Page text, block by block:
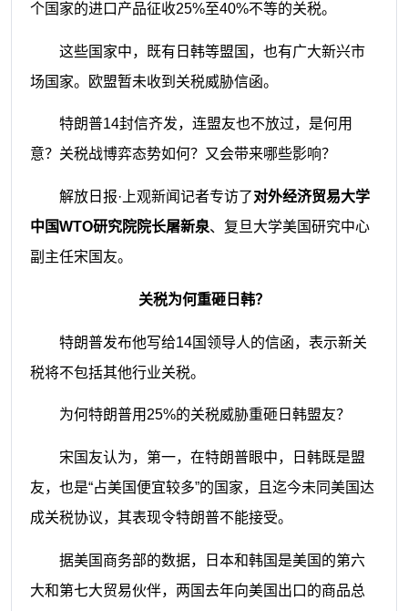
个国家的进口产品征收25%至40%不等的关税。
这些国家中，既有日韩等盟国，也有广大新兴市
场国家。欧盟暂未收到关税威胁信函。
特朗普14封信齐发，连盟友也不放过，是何用
意？关税战博弈态势如何？又会带来哪些影响？
解放日报·上观新闻记者专访了对外经济贸易大学
中国WTO研究院院长屠新泉、复旦大学美国研究中心
副主任宋国友。
关税为何重砸日韩？
特朗普发布他写给14国领导人的信函，表示新关
税将不包括其他行业关税。
为何特朗普用25%的关税威胁重砸日韩盟友？
宋国友认为，第一，在特朗普眼中，日韩既是盟
友，也是“占美国便宜较多”的国家，且迄今未同美国达
成关税协议，其表现令特朗普不能接受。
据美国商务部的数据，日本和韩国是美国的第六
大和第七大贸易伙伴，两国去年向美国出口的商品总